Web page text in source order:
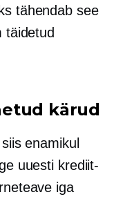
tähendab see
täidetud
kärud
enamikul
uuesti krediit-
iga